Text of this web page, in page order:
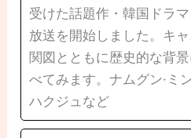
受けた話題作・韓国ドラ
放送を開始しました。キ
関図とともに歴史的な背
べてみます。ナムグン·ミ
ハクジュなど